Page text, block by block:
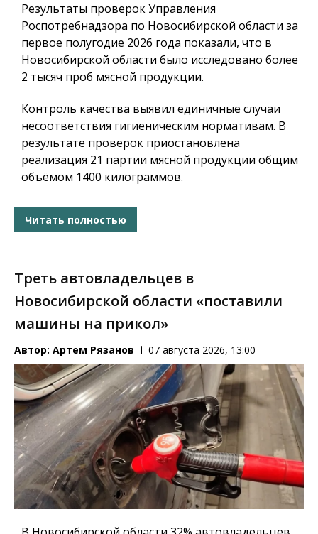
Результаты проверок Управления
Роспотребнадзора по Новосибирской области за
первое полугодие 2026 года показали, что в
Новосибирской области было исследовано более
2 тысяч проб мясной продукции.
Контроль качества выявил единичные случаи
несоответствия гигиеническим нормативам. В
результате проверок приостановлена
реализация 21 партии мясной продукции общим
объёмом 1400 килограммов.
Читать полностью
Треть автовладельцев в
Новосибирской области «поставили
машины на прикол»
Автор: Артем Рязанов 07 августа 2026, 13:00